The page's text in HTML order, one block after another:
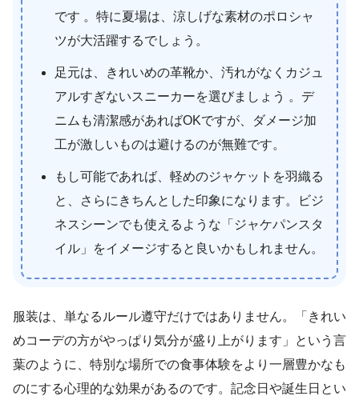
です 。特に夏場は、涼しげな素材のポロシャ
ツが大活躍するでしょう。
足元は、きれいめの革靴か、汚れがなくカジュ
アルすぎないスニーカーを選びましょう 。デ
ニムも清潔感があればOKですが、ダメージ加
工が激しいものは避けるのが無難です。
もし可能であれば、軽めのジャケットを羽織る
と、さらにきちんとした印象になります。ビジ
ネスシーンでも使えるような「ジャケパンスタ
イル」をイメージすると良いかもしれません。
服装は、単なるルール遵守だけではありません。「きれい
めコーデの方がやっぱり気分が盛り上がります」という言
葉のように、特別な場所での食事体験をより一層豊かなも
のにする心理的な効果があるのです。記念日や誕生日とい